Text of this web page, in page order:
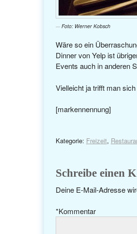
Foto: Werner Kobsch
Wäre so ein
Dinner von Yelp ist
Events auch in anderen
Vielleicht ja trifft man
[markennennung]
Kategorie: Freizeit,
Schreibe einen
Deine E-Mail-Adresse
Kommentar
*